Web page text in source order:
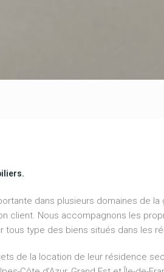
dans plusieurs domaines de
client. Nous accompagnons les
type des biens situés dans les
de la location de leur résidence